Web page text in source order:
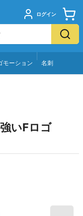
ログイン
モーション 名刺
いFロゴ